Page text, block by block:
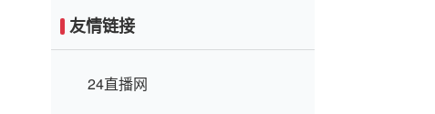
友情链接
24直播网